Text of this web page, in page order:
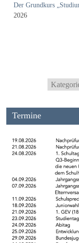
Der Grundkurs
2026
Termine